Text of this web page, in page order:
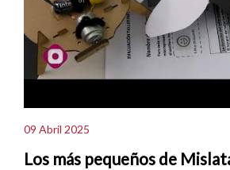
09 Abril 2025
Los más pequeños de